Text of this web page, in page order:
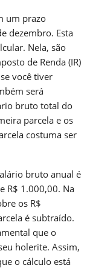
um prazo
dezembro. Esta
Nela, são
de Renda (IR)
você tiver
será
bruto total do
parcela e os
costuma ser
bruto anual é
R$ 1.000,00. Na
os R$
é subtraído.
que o
holerite. Assim,
o cálculo está